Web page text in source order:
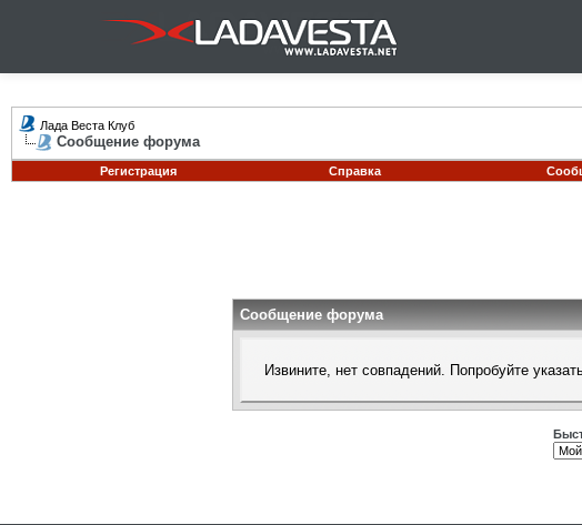
Лада Веста Клуб
Сообщение форума
Регистрация
Справка
Сообщение форума
Извините, нет совпадений. Попробуйте